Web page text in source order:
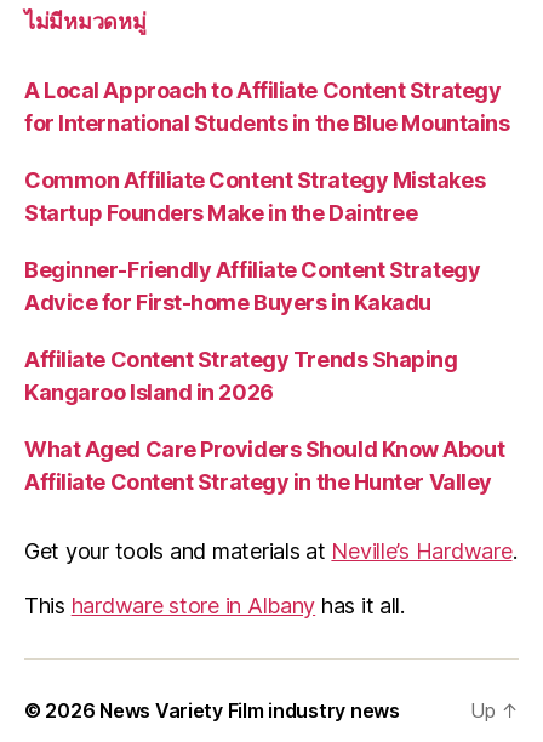
ไม่มีหมวดหมู่
A Local Approach to Affiliate Content Strategy
for International Students in the Blue Mountains
Common Affiliate Content Strategy Mistakes
Startup Founders Make in the Daintree
Beginner-Friendly Affiliate Content Strategy
Advice for First-home Buyers in Kakadu
Affiliate Content Strategy Trends Shaping
Kangaroo Island in 2026
What Aged Care Providers Should Know About
Affiliate Content Strategy in the Hunter Valley
Get your tools and materials at Neville’s Hardware.
This hardware store in Albany has it all.
© 2026 News Variety Film industry news Up ↑